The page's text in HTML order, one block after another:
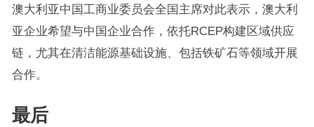
澳大利亚中国工商业委员会全国主席对此表示，澳大利
亚企业希望与中国企业合作，依托RCEP构建区域供应
链，尤其在清洁能源基础设施、包括铁矿石等领域开展
合作。
最后